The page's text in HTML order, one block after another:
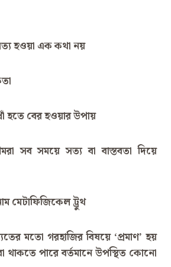
হওয়া এক কথা নয়
হতে বের হওয়ার উপায়
সব সময়ে সত্য বা বাস্তবতা দিয়ে
মেটাফিজিকেল ট্রুথ
মতো গরহাজির বিষয়ে ‘প্রমাণ’ হয়
থাকতে পারে বর্তমানে উপস্থিত কোনো